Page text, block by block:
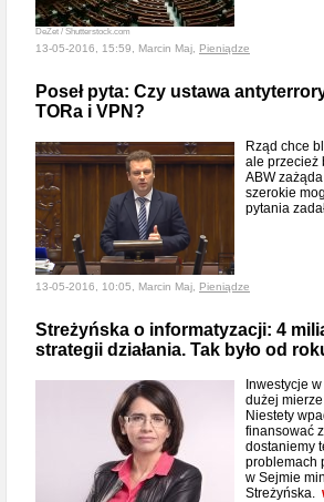
DeZet / Shutterstock.com
13-05-2016, 15:59, Marcin Maj, Pieniądze
Poseł pyta: Czy ustawa
TORa i VPN?
Rząd chce
ale przecież
ABW
szerokie
pytania
13-05-2016, 10:05, Marcin Maj, Pieniądze
Streżyńska o informatyzacji: 4
strategii działania. Tak było od
Inwestycje
dużej
Niestety
finansować
dostaniemy
problemach
w Sejmie
Streżyńska.